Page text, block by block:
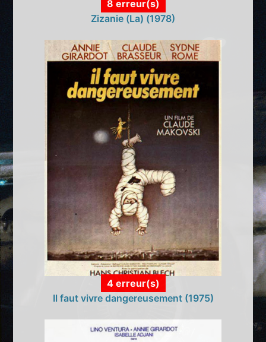
8 erreur(s)
Zizanie (La) (1978)
4 erreur(s)
Il faut vivre dangereusement (1975)